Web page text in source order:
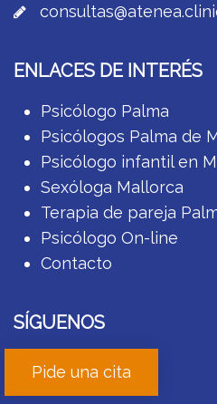
ENLACES DE INTERÉS
Psicólogo Palma
Psicólogos Palma de
Psicólogo infantil en
Sexóloga Mallorca
Terapia de pareja
Psicólogo On-line
Contacto
SÍGUENOS
Facebook
Pide una cita